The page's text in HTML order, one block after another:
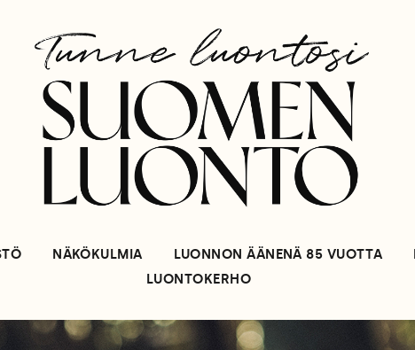
NÄKÖKULMIA LUONNON ÄÄNENÄ 85 VUOTTA
LUONTOKERHO